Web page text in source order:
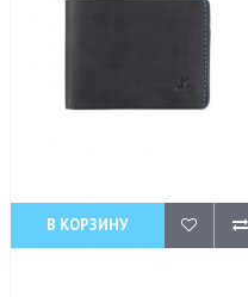
В КОРЗИНУ